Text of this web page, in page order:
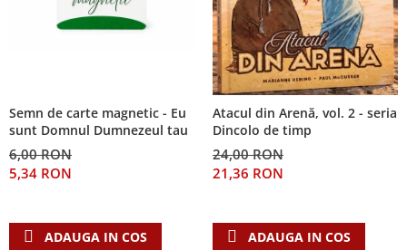
Semn de carte magnetic - Eu
sunt Domnul Dumnezeul tau
6,00 RON
5,34 RON
ADAUGA IN COS
Atacul din Arenă, vol. 2 - seria
Dincolo de timp
24,00 RON
21,36 RON
ADAUGA IN COS